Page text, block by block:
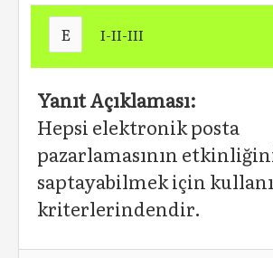
E I-II-III
Yanıt Açıklaması:
Hepsi elektronik posta
pazarlamasının
saptayabilmek için
kriterlerindendir.